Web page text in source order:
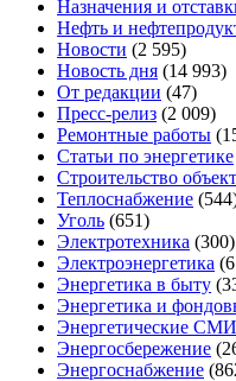
Назначения и
Нефть и
Новости (2 595)
Новость дня (14 993)
От редакции (47)
Пресс-релиз (2 009)
Ремонтные работы
Статьи по энергетике
Строительство
Теплоснабжение
Уголь (651)
Электротехника (300)
Электроэнергетика
Энергетика в быту
Энергетика и
Энергетические СМИ
Энергосбережение
Энергоснабжение